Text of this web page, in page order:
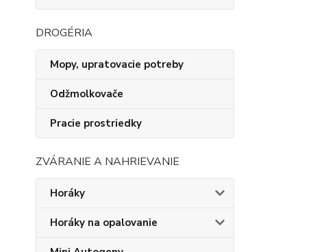
DROGÉRIA
Mopy, upratovacie potreby
Odžmolkovače
Pracie prostriedky
ZVÁRANIE A NAHRIEVANIE
Horáky
Horáky na opalovanie